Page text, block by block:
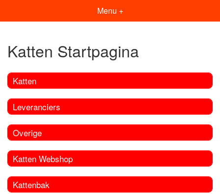
Menu +
Katten Startpagina
Katten
Leveranciers
Overige
Katten Webshop
Kattenbak